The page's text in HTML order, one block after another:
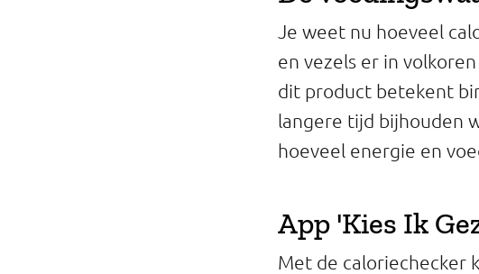
Je weet nu hoeveel
en vezels er in
dit product betekent
langere tijd bijhouden
hoeveel energie en
App 'Kies Ik
Met de caloriechecker